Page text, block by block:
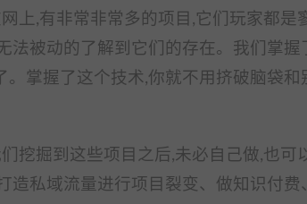
上,有非常非常多的项目,它们玩家都是
法被动的了解到它们的存在。我们掌
。掌握了这个技术,你就不用挤破脑袋
挖掘到这些项目之后,未必自己做,也可
造私域流量进行项目裂变、做知识付费